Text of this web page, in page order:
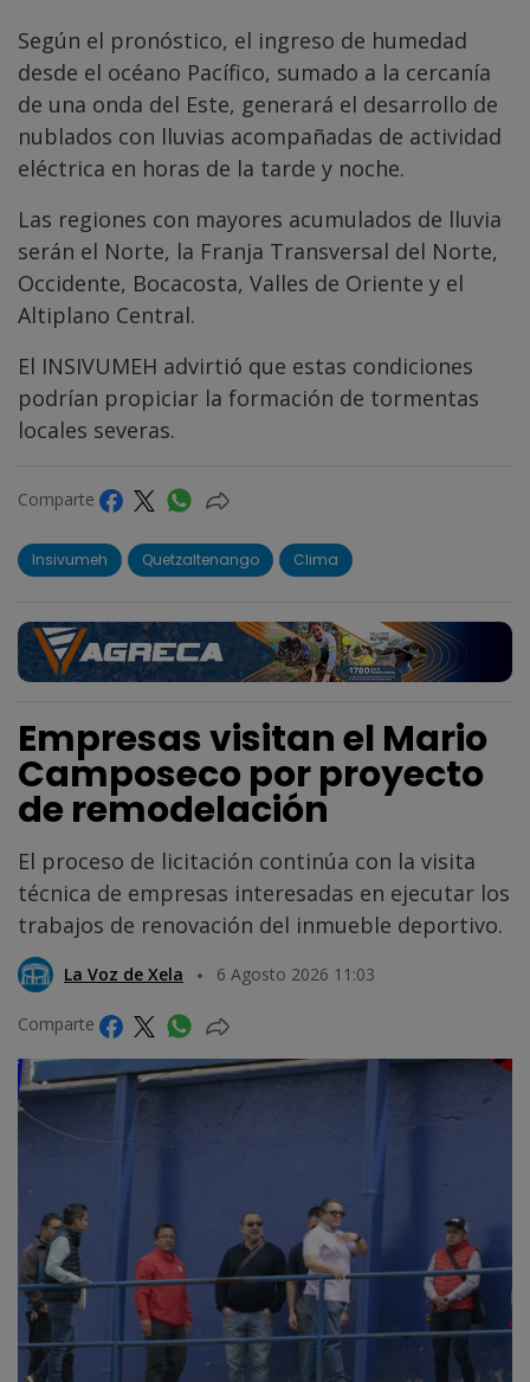
Según el pronóstico, el ingreso de humedad
desde el océano Pacífico, sumado a la cercanía
de una onda del Este, generará el desarrollo de
nublados con lluvias acompañadas de actividad
eléctrica en horas de la tarde y noche.
Las regiones con mayores acumulados de lluvia
serán el Norte, la Franja Transversal del Norte,
Occidente, Bocacosta, Valles de Oriente y el
Altiplano Central.
El INSIVUMEH advirtió que estas condiciones
podrían propiciar la formación de tormentas
locales severas.
Comparte
Insivumeh Quetzaltenango Clima
Empresas visitan el Mario
Camposeco por proyecto
de remodelación
El proceso de licitación continúa con la visita
técnica de empresas interesadas en ejecutar los
trabajos de renovación del inmueble deportivo.
La Voz de Xela 6 Agosto 2026 11:03
Comparte